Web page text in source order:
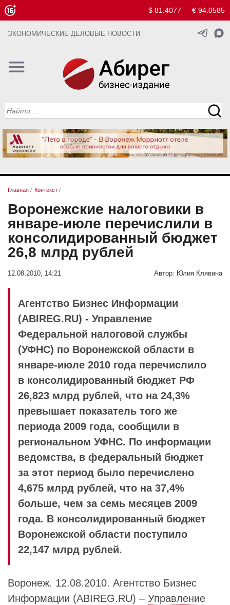
$ 81.4077 € 94.0585
ЭКОНОМИЧЕСКИЕ ДЕЛОВЫЕ НОВОСТИ
Главная / Контекст /
Воронежские налоговики в
январе-июле перечислили в
консолидированный бюджет
26,8 млрд рублей
12.08.2010, 14:21 Автор: Юлия Клявина
Агентство Бизнес Информации
(ABIREG.RU) - Управление
Федеральной налоговой службы
(УФНС) по Воронежской области в
январе-июле 2010 года перечислило
в консолидированный бюджет РФ
26,823 млрд рублей, что на 24,3%
превышает показатель того же
периода 2009 года, сообщили в
региональном УФНС. По информации
ведомства, в федеральный бюджет
за этот период было перечислено
4,675 млрд рублей, что на 37,4%
больше, чем за семь месяцев 2009
года. В консолидированный бюджет
Воронежской области поступило
22,147 млрд рублей.
Воронеж. 12.08.2010. Агентство Бизнес
Информации (ABIREG.RU) – Управление